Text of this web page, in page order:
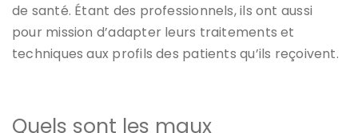
de santé. Étant des professionnels, ils ont aussi
pour mission d’adapter leurs traitements et
techniques aux profils des patients qu’ils reçoivent.
Quels sont les maux